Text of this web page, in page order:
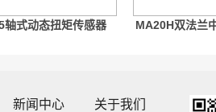
轴式动态扭矩传感器
MA20H双法兰
新闻中心 关于我们